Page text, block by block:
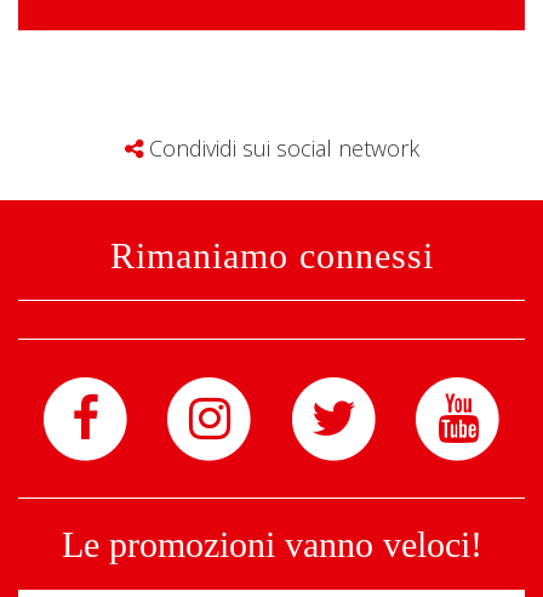
Condividi sui social network
Rimaniamo connessi
Le promozioni vanno veloci!